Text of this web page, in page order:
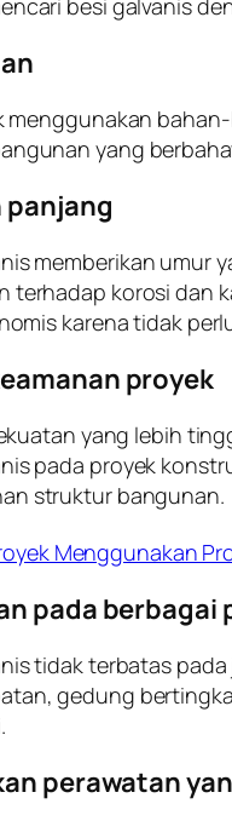
menggunakan
yang
panjang
memberikan umur
terhadap korosi dan
karena tidak
proyek
yang lebih
pada proyek
struktur bangunan.
Menggunakan
pada
tidak terbatas
gedung
perawatan